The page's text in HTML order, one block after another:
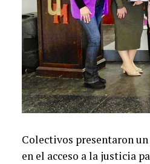
Colectivos presentaron
en el acceso a la justicia